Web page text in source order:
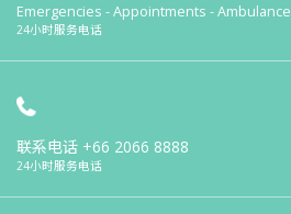
Emergencies - Appointments - Ambulance
24小时服务电话
联系电话 +66 2066 8888
24小时服务电话